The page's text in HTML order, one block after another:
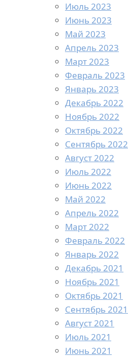
Июль 2023
Июнь 2023
Май 2023
Апрель 2023
Март 2023
Февраль 2023
Январь 2023
Декабрь 2022
Ноябрь 2022
Октябрь 2022
Сентябрь 2022
Август 2022
Июль 2022
Июнь 2022
Май 2022
Апрель 2022
Март 2022
Февраль 2022
Январь 2022
Декабрь 2021
Ноябрь 2021
Октябрь 2021
Сентябрь 2021
Август 2021
Июль 2021
Июнь 2021